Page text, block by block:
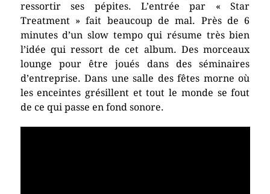
ressortir ses pépites. L’entrée par « Star
Treatment » fait beaucoup de mal. Près de 6
minutes d’un slow tempo qui résume très bien
l’idée qui ressort de cet album. Des morceaux
lounge pour être joués dans des séminaires
d’entreprise. Dans une salle des fêtes morne où
les enceintes grésillent et tout le monde se fout
de ce qui passe en fond sonore.